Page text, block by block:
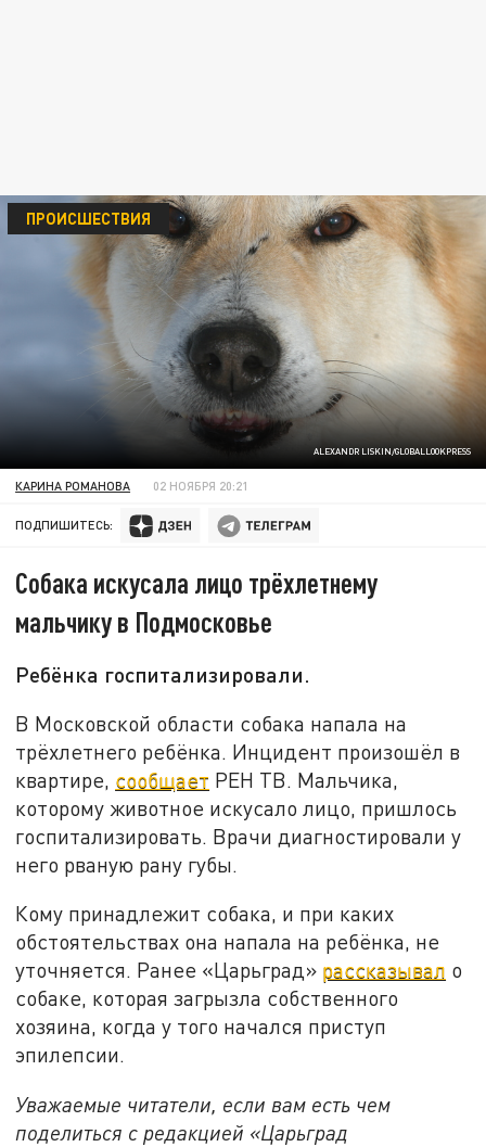
ALEXANDR LISKIN/GLOBALLOOKPRESS
ПРОИСШЕСТВИЯ
КАРИНА РОМАНОВА 02 НОЯБРЯ 20:21
ПОДПИШИТЕСЬ:
Собака искусала лицо трёхлетнему
мальчику в Подмосковье
Ребёнка госпитализировали.
В Московской области собака напала на
трёхлетнего ребёнка. Инцидент произошёл в
квартире, сообщает РЕН ТВ. Мальчика,
которому животное искусало лицо, пришлось
госпитализировать. Врачи диагностировали у
него рваную рану губы.
Кому принадлежит собака, и при каких
обстоятельствах она напала на ребёнка, не
уточняется. Ранее «Царьград» рассказывал о
собаке, которая загрызла собственного
хозяина, когда у того начался приступ
эпилепсии.
Уважаемые читатели, если вам есть чем
поделиться с редакцией «Царьград